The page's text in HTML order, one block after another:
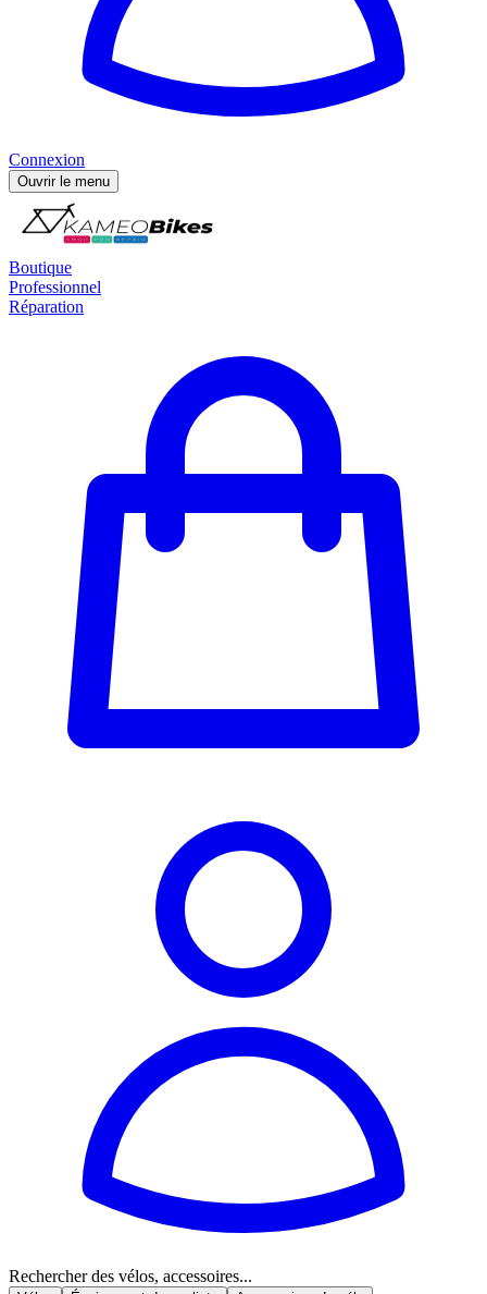
Connexion
Ouvrir le menu
Boutique
Professionnel
Réparation
Rechercher des vélos, accessoires...